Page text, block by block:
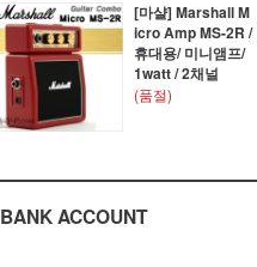
[마샬] Marshall M
icro Amp MS-2R /
휴대용/ 미니앰프/
1watt / 2채널
(품절)
BANK ACCOUNT